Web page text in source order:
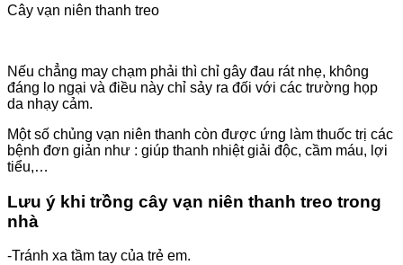
Cây vạn niên thanh treo
Nếu chẳng may chạm phải thì chỉ gây đau rát nhẹ, không
đáng lo ngại và điều này chỉ sảy ra đối với các trường họp
da nhạy cảm.
Một số chủng vạn niên thanh còn được ứng làm thuốc trị các
bệnh đơn giản như : giúp thanh nhiệt giải độc, cầm máu, lợi
tiểu,…
Lưu ý khi trồng cây vạn niên thanh treo trong
nhà
-Tránh xa tầm tay của trẻ em.